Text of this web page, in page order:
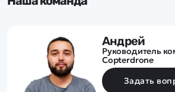
Андрей
Руководитель
Copterdrone
Задать